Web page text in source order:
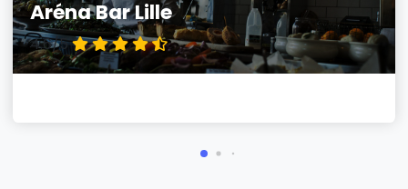
Aréna Bar Lille
4.6/5